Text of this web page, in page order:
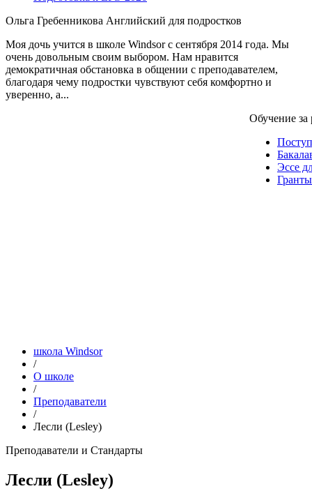
Ольга Гребенникова Английский для подростков
Моя дочь учится в школе Windsor с сентября 2014 года. Мы
очень довольным своим выбором. Нам нравится
демократичная обстановка в общении с преподавателем,
благодаря чему подростки чувствуют себя комфортно и
уверенно, а...
Обучение
Эссе
школа Windsor
/
О школе
/
Преподаватели
/
Лесли (Lesley)
Преподаватели и Стандарты
Лесли (Lesley)